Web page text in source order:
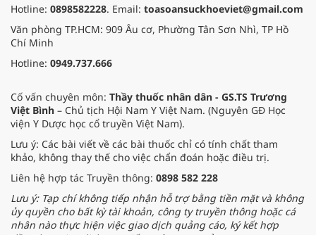
Hotline: 0898582228. Email: toasoansuckhoeviet@gmail.com
Văn phòng TP.HCM: 909 Âu cơ, Phường Tân Sơn Nhì, TP Hồ
Chí Minh
Hotline: 0949.737.666
Cố vấn chuyên môn: Thầy thuốc nhân dân - GS.TS Trương
Việt Bình – Chủ tịch Hội Nam Y Việt Nam. (Nguyên GĐ Học
viện Y Dược học cổ truyền Việt Nam).
Lưu ý: Các bài viết về các bài thuốc chỉ có tính chất tham
khảo, không thay thế cho việc chẩn đoán hoặc điều trị.
Liên hệ hợp tác Truyền thông: 0898 582 228
Lưu ý: Tạp chí không tiếp nhận hỗ trợ bằng tiền mặt và không
ủy quyền cho bất kỳ tài khoản, công ty truyền thông hoặc cá
nhân nào thực hiện việc giao dịch quảng cáo, ký kết hợp